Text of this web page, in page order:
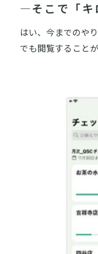
―そこで「キ
はい、今までのや
でも閲覧すること